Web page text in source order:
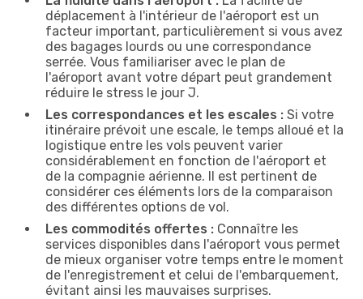
déplacement à l'intérieur de l'aéroport est un
facteur important, particulièrement si vous avez
des bagages lourds ou une correspondance
serrée. Vous familiariser avec le plan de
l'aéroport avant votre départ peut grandement
réduire le stress le jour J.
Les correspondances et les escales : Si votre
itinéraire prévoit une escale, le temps alloué et la
logistique entre les vols peuvent varier
considérablement en fonction de l'aéroport et
de la compagnie aérienne. Il est pertinent de
considérer ces éléments lors de la comparaison
des différentes options de vol.
Les commodités offertes : Connaître les
services disponibles dans l'aéroport vous permet
de mieux organiser votre temps entre le moment
de l'enregistrement et celui de l'embarquement,
évitant ainsi les mauvaises surprises.